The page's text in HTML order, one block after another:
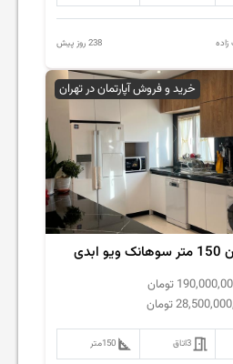
238 روز پیش
خرید و فروش آپارتمان در تهران
تومان
تومان
3اتاق 150متر